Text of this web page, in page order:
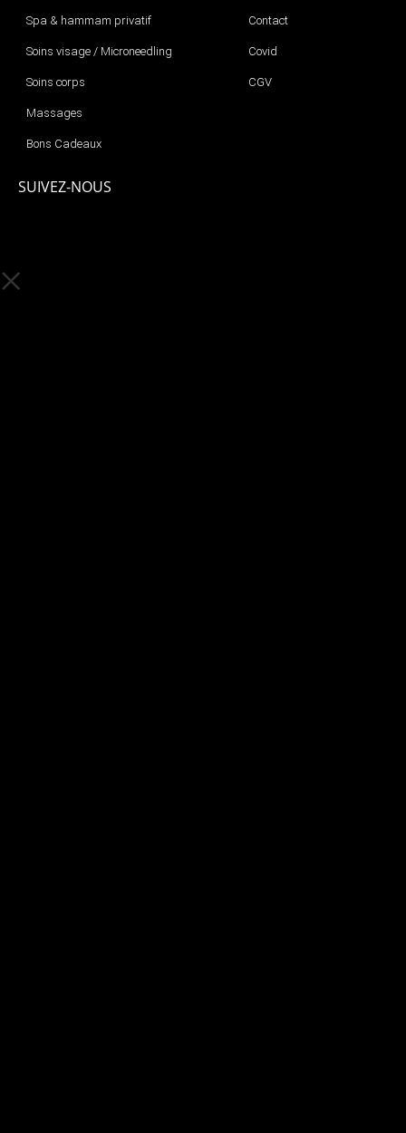
Spa & hammam privatif
Soins visage / Microneedling
Soins corps
Massages
Bons Cadeaux
Contact
Covid
CGV
SUIVEZ-NOUS